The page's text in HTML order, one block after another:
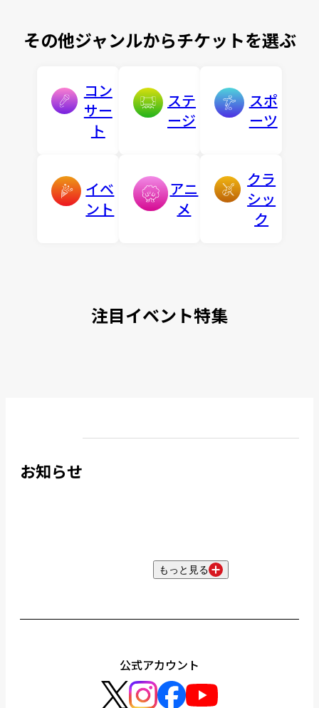
その他ジャンルからチケットを選ぶ
コン
サー
ト
ステ
ージ
スポ
ーツ
イベ
ント
アニ
メ
クラ
シッ
ク
注目イベント特集
お知らせ
もっと見る
公式アカウント